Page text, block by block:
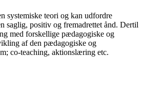
systemiske teori og kan udfordre
saglig, positiv og fremadrettet ånd. Dertil
med forskellige pædagogiske og
af den pædagogiske og
co-teaching, aktionslæring etc.